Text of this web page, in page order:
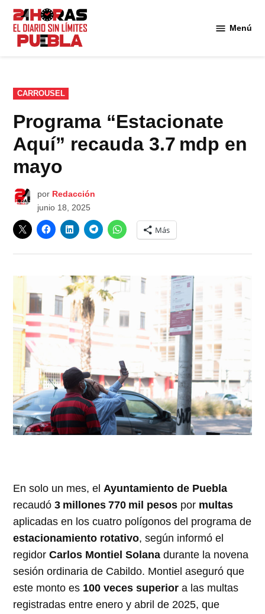
Saltar
contenido
Menú
PUBLICADO
EN
CARROUSEL
Programa “Estacionate
Aquí” recauda 3.7 mdp en
mayo
por Redacción
junio 18, 2025
Más
En solo un mes, el Ayuntamiento de Puebla
recaudó3 millones 770 mil pesos por multas
aplicadas en los cuatro polígonos del programa de
estacionamiento rotativo, según informó el
regidorCarlos Montiel Solana durante la novena
sesión ordinaria de Cabildo. Montiel aseguró que
este monto es 100 veces superior a las multas
registradas entre enero y abril de 2025, que